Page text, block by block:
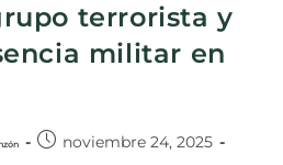
terrorista y
militar en
noviembre 24, 2025